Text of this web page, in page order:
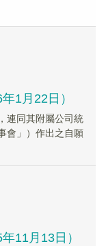
1月22日）
連同其附屬公司統
會」）作出之自願
11月13日）